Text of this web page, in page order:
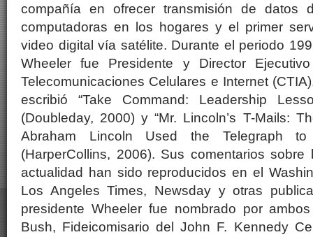
compañía en ofrecer transmisión de datos
computadoras en los hogares y el primer
video digital vía satélite. Durante el periodo
Wheeler fue Presidente y Director
Telecomunicaciones Celulares e Internet
escribió “Take Command: Leadership
(Doubleday, 2000) y “Mr. Lincoln’s T-Mails:
Abraham Lincoln Used the Telegraph
(HarperCollins, 2006). Sus comentarios
actualidad han sido reproducidos en el
Los Angeles Times, Newsday y otras
presidente Wheeler fue nombrado por
Bush, Fideicomisario del John F. Kennedy